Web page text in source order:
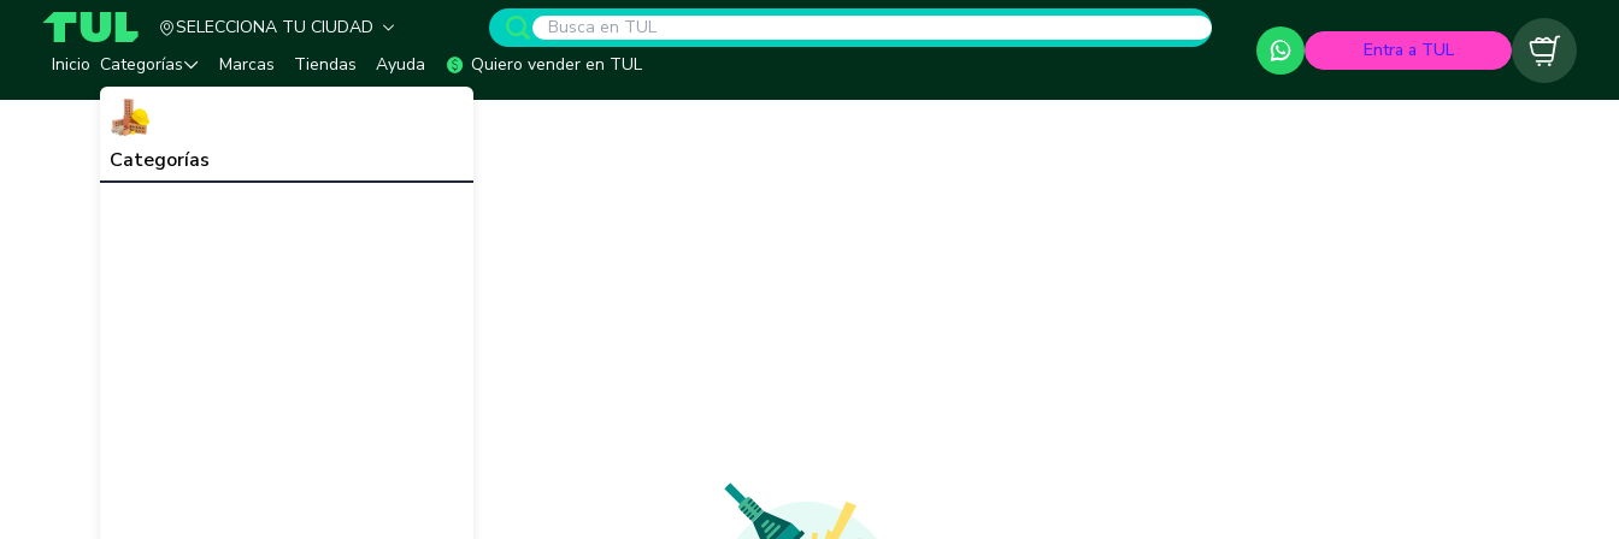
TUL - Tu Marketplace de Construcción
SELECCIONA TU CIUDAD
Inicio Categorías
Categorías
Marcas Tiendas Ayuda Quiero vender en TUL
Entra a TUL Carrito